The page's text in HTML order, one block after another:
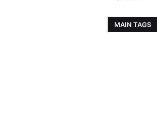
MAIN TAGS